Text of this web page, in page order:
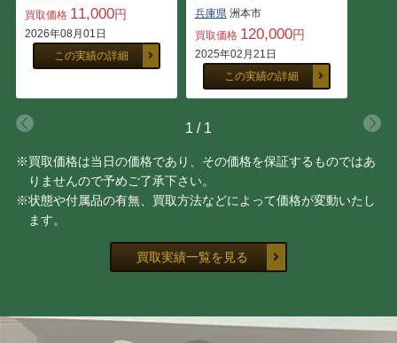
志賀 直哉 田川 憲
池内 信介
鳥文斎 栄之 菱川 師宣
鳥居 清信
勝川 春章
買取価格 11,000円
2026年08月01日
この実績の詳細
兵庫県洲本市
買取価格 120,000円
2025年02月21日
この実績の詳細
1 / 1
※買取価格は当日の価格であり、その価格を保証するものではあ
りませんので予めご了承下さい。
※状態や付属品の有無、買取方法などによって価格が変動いたし
ます。
買取実績一覧を見る